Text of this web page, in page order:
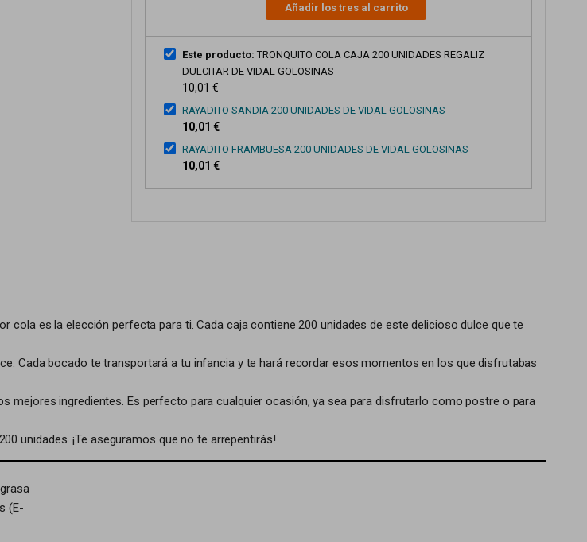
Añadir los tres al carrito
Este producto: TRONQUITO COLA CAJA 200 UNIDADES REGALIZ
DULCITAR DE VIDAL GOLOSINAS
10,01 €
RAYADITO SANDIA 200 UNIDADES DE VIDAL GOLOSINAS
10,01 €
RAYADITO FRAMBUESA 200 UNIDADES DE VIDAL GOLOSINAS
10,01 €
cola es la elección perfecta para ti. Cada caja contiene 200 unidades de este delicioso dulce que te
Cada bocado te transportará a tu infancia y te hará recordar esos momentos en los que disfrutabas
mejores ingredientes. Es perfecto para cualquier ocasión, ya sea para disfrutarlo como postre o para
unidades. ¡Te aseguramos que no te arrepentirás!
(E-